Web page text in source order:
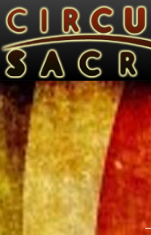
replica watches uk